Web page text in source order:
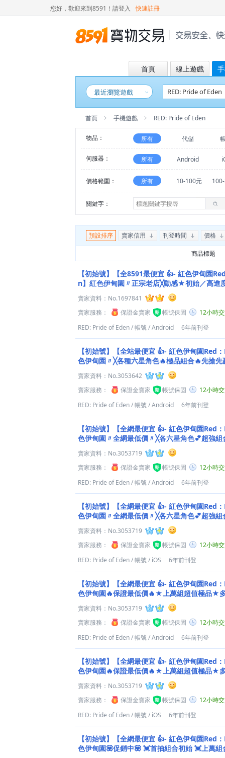
您好，歡迎來到8591！ 請登入 快速註冊
首頁 線上遊戲
最近瀏覽遊戲
首頁 手機遊戲 RED: Pride of Eden
物品： 所有 代儲
伺服器： 所有 Android
價格範圍： 所有 10-100元
關鍵字：
預設排序 賣家信用 刊登時間 價格
商品標題
【初始號】【全8591最便宜 👍- 紅色伊甸園
n】紅色伊甸園〃正宗老店╳動感★初始／高進
賣家資料： No.1697841
賣家服務：
保證金賣家 帳號保固
12小時
RED: Pride of Eden/帳號/Android 6年前刊登
【初始號】【全站最便宜 👍- 紅色伊甸園Red
色伊甸園〃╳各種六星角色🔥極品組合🔥先搶
賣家資料： No.3053642
賣家服務：
保證金賣家 帳號保固
12小時
RED: Pride of Eden/帳號/Android 6年前刊登
【初始號】【全網最便宜 👍- 紅色伊甸園Red
色伊甸園〃全網最低價〃╳各六星角色💕超強組
賣家資料： No.3053719
賣家服務：
保證金賣家 帳號保固
12小時
RED: Pride of Eden/帳號/Android 6年前刊登
【初始號】【全網最便宜 👍- 紅色伊甸園Red
色伊甸園〃全網最低價〃╳各六星角色💕超強組
賣家資料： No.3053719
賣家服務：
保證金賣家 帳號保固
12小時
RED: Pride of Eden/帳號/ iOS 6年前刊登
【初始號】【全網最便宜 👍- 紅色伊甸園Red
色伊甸園🔥保證最低價🔥★上萬組超值極品★
賣家資料： No.3053719
賣家服務：
保證金賣家 帳號保固
12小時
RED: Pride of Eden/帳號/Android 6年前刊登
【初始號】【全網最便宜 👍- 紅色伊甸園Red
色伊甸園🔥保證最低價🔥★上萬組超值極品★
賣家資料： No.3053719
賣家服務：
保證金賣家 帳號保固
12小時
RED: Pride of Eden/帳號/ iOS 6年前刊登
【初始號】【全網最便宜 👍- 紅色伊甸園Red
色伊甸園💟促銷中💟 💓首抽組合初始 💓上萬組